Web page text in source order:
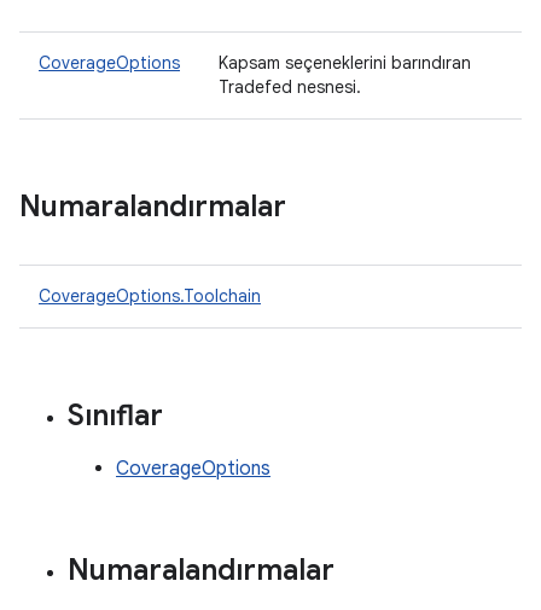
CoverageOptions
Kapsam seçeneklerini barındıran
Tradefed nesnesi.
Numaralandırmalar
CoverageOptions.Toolchain
Sınıflar
CoverageOptions
Numaralandırmalar